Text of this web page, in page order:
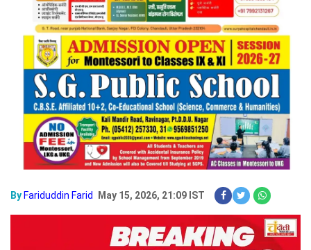
By Fariduddin Farid May 15, 2026, 21:09 IST